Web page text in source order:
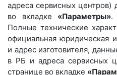
адреса сервисных центров)
во вкладке «Параметры»
Полные технические
официальная юридическая
и адрес изготовителя,
в РБ и адреса сервисных
странице во вкладке